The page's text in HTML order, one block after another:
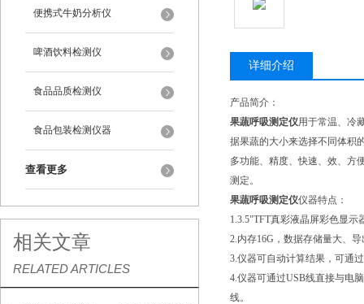
便携式牛奶分析仪
啤酒饮料检测仪
食品品质检测仪
食品包装检测仪器
查看更多
相关文章
RELATED ARTICLES
详细介绍
产品简介：
果蔬呼吸测定仪用于常温、冷
据果蔬的大小来选择不同体积
多功能、精度、快速、效、方
测定。
果蔬呼吸测定仪仪器特点：
1.3.5"TFT真彩液晶屏彩色显
2.内存16G，数据存储量大、
3.仪器可自动计算结果，可通
4.仪器可通过USB线直接与电
线。